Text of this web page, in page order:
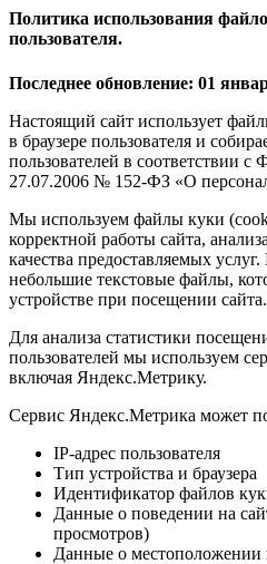
Политика использования
пользователя.
Последнее обновление: 01
Настоящий сайт использует
в браузере пользователя и
пользователей в соответствии с
27.07.2006 № 152-ФЗ «О
Мы используем файлы куки
корректной работы сайта,
качества предоставляемых
небольшие текстовые файлы,
устройстве при посещении сайта.
Для анализа статистики
пользователей мы используем
включая Яндекс.Метрику.
Сервис Яндекс.Метрика может
IP-адрес пользователя
Тип устройства и браузера
Идентификатор файлов
Данные о поведении на
просмотров)
Данные о местоположении